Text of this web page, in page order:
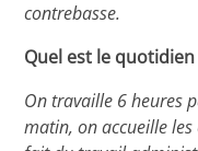
contrebasse.
Quel est le
On travaille 6 heures
matin, on accueille